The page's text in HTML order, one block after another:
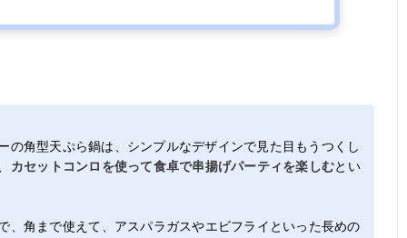
の角型天ぷら鍋は、シンプルなデザインで見た目もうつくし
カセットコンロを使って食卓で串揚げパーティを楽しむとい
、角まで使えて、アスパラガスやエビフライといった長めの